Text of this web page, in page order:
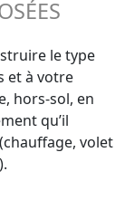
le type
et à votre
hors-sol, en
qu’il
volet